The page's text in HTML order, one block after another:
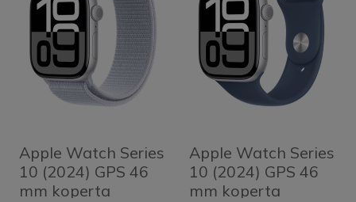
Apple Watch Series
10 (2024) GPS 46
mm koperta
Apple Watch Series
10 (2024) GPS 46
mm koperta